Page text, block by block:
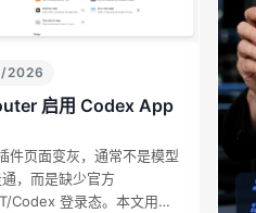
2026
启用 Codex App
件页面变灰，通常不是模型
，而是缺少官方
Codex 登录态。本文用普